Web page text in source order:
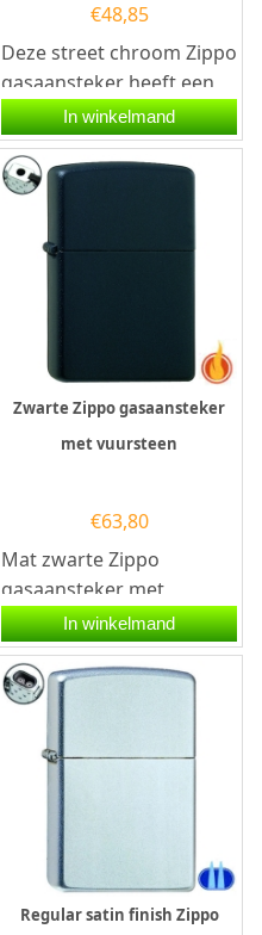
€48,85
Deze street chroom Zippo
gasaansteker heeft een
mat chromen afwerking
met krassen. Hierdoor
lijkt...
In winkelmand
Zwarte Zippo gasaansteker
met vuursteen
€63,80
Mat zwarte Zippo
gasaansteker met
vuursteen. Deze Zippo is
voorzien van een
speciaal...
In winkelmand
Regular satin finish Zippo